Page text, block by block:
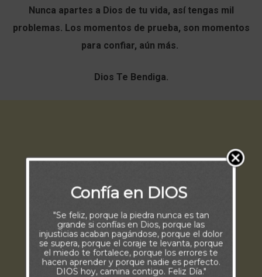
Nunca apartes a Dios de tu vida, así tengas mil
problemas. Los momentos de prueba, son momentos
para confiar, aún más.
Dios Te Bendiga.
Confía en DIOS
"Se feliz, porque la piedra nunca es tan
grande si confías en Dios, porque las
injusticias acaban pagándose, porque el dolor
se supera, porque el coraje te levanta, porque
el miedo te fortalece, porque los errores te
hacen aprender y porque nadie es perfecto.
DIOS hoy, camina contigo. Feliz Día."